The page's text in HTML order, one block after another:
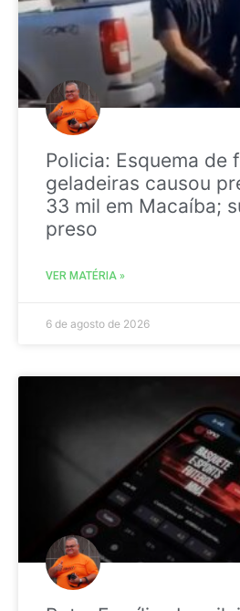
Policia: Esquema de
geladeiras causou
33 mil em Macaíba;
preso
VER MATÉRIA »
6 de agosto de 2026